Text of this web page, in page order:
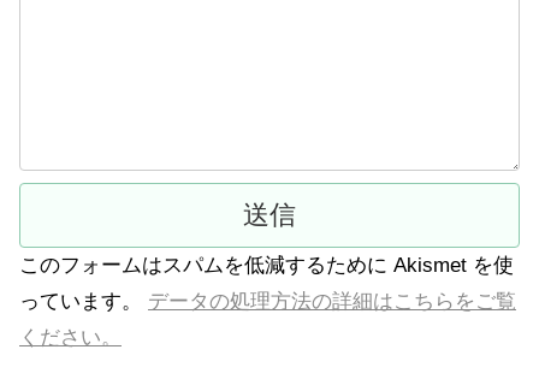
このフォームはスパムを低減するために Akismet を使
っています。 データの処理方法の詳細はこちらをご覧
ください。